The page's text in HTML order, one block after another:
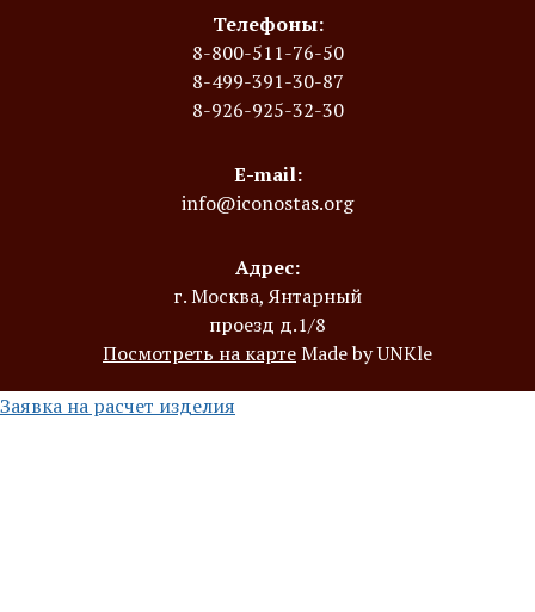
Телефоны:
8-800-511-76-50
8-499-391-30-87
8-926-925-32-30
E-mail:
info@iconostas.org
Адрес:
г. Москва, Янтарный
проезд д.1/8
Посмотреть на картеMade by UNKle
Заявка на расчет изделия